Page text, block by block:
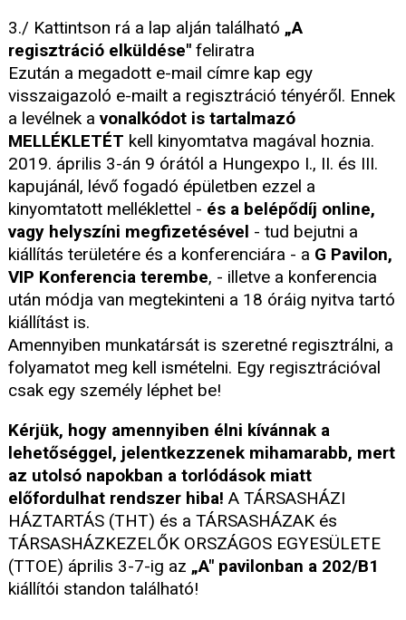
3./ Kattintson rá a lap alján található „A
regisztráció elküldése" feliratra
Ezután a megadott e-mail címre kap egy
visszaigazoló e-mailt a regisztráció tényéről. Ennek
a levélnek a vonalkódot is tartalmazó
MELLÉKLETÉT kell kinyomtatva magával hoznia.
2019. április 3-án 9 órától a Hungexpo I., II. és III.
kapujánál, lévő fogadó épületben ezzel a
kinyomtatott melléklettel - és a belépődíj online,
vagy helyszíni megfizetésével - tud bejutni a
kiállítás területére és a konferenciára - a G Pavilon,
VIP Konferencia terembe, - illetve a konferencia
után módja van megtekinteni a 18 óráig nyitva tartó
kiállítást is.
Amennyiben munkatársát is szeretné regisztrálni, a
folyamatot meg kell ismételni. Egy regisztrációval
csak egy személy léphet be!
Kérjük, hogy amennyiben élni kívánnak a
lehetőséggel, jelentkezzenek mihamarabb, mert
az utolsó napokban a torlódások miatt
előfordulhat rendszer hiba! A TÁRSASHÁZI
HÁZTARTÁS (THT) és a TÁRSASHÁZAK és
TÁRSASHÁZKEZELŐK ORSZÁGOS EGYESÜLETE
(TTOE) április 3-7-ig az „A" pavilonban a 202/B1
kiállítói standon található!